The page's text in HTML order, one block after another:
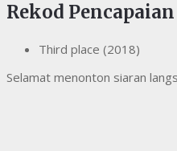
Rekod
Third place (2018)
Selamat menonton siaran